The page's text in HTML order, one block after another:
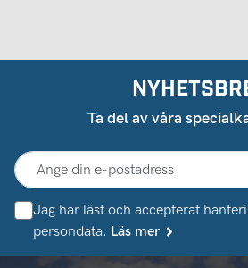
Ta del av våra
Jag har läst och accepterat
persondata. Läs mer